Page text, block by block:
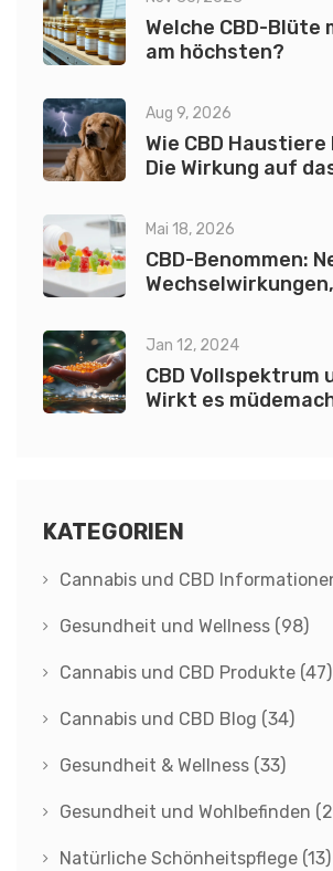
Welche CBD-Blüte
am höchsten?
Aug 9, 2026
Wie CBD
Die Wirkung auf
erklärt
Mai 18, 2026
CBD-Benommen:
Wechselwirkungen,
Jan 12, 2024
CBD Vollspektrum
Wirkt es
KATEGORIEN
Cannabis und CBD
Gesundheit und Wellness (98)
Cannabis und CBD Produkte (47)
Cannabis und CBD Blog (34)
Gesundheit & Wellness (33)
Gesundheit und Wohlbefinden
Natürliche Schönheitspflege (13)